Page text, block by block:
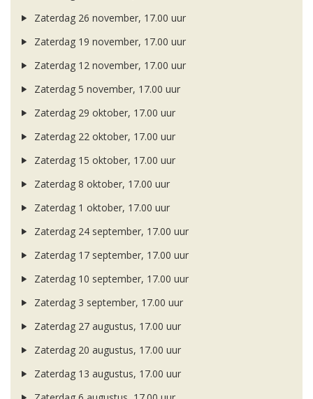
Zaterdag 26 november, 17.00 uur
Zaterdag 19 november, 17.00 uur
Zaterdag 12 november, 17.00 uur
Zaterdag 5 november, 17.00 uur
Zaterdag 29 oktober, 17.00 uur
Zaterdag 22 oktober, 17.00 uur
Zaterdag 15 oktober, 17.00 uur
Zaterdag 8 oktober, 17.00 uur
Zaterdag 1 oktober, 17.00 uur
Zaterdag 24 september, 17.00 uur
Zaterdag 17 september, 17.00 uur
Zaterdag 10 september, 17.00 uur
Zaterdag 3 september, 17.00 uur
Zaterdag 27 augustus, 17.00 uur
Zaterdag 20 augustus, 17.00 uur
Zaterdag 13 augustus, 17.00 uur